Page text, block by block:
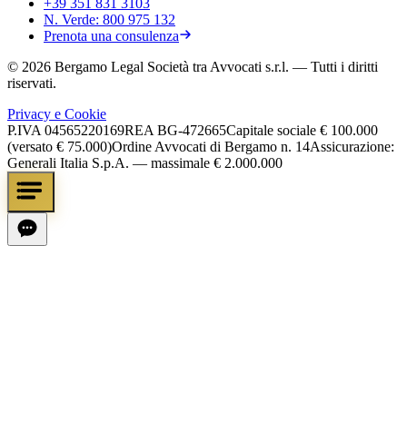
+39 351 831 3103
N. Verde: 800 975 132
Prenota una consulenza
© 2026 Bergamo Legal Società tra Avvocati s.r.l. — Tutti i diritti
riservati.
Privacy e Cookie
P.IVA 04565220169REA BG-472665Capitale sociale € 100.000
(versato € 75.000)Ordine Avvocati di Bergamo n. 14Assicurazione:
Generali Italia S.p.A. — massimale € 2.000.000